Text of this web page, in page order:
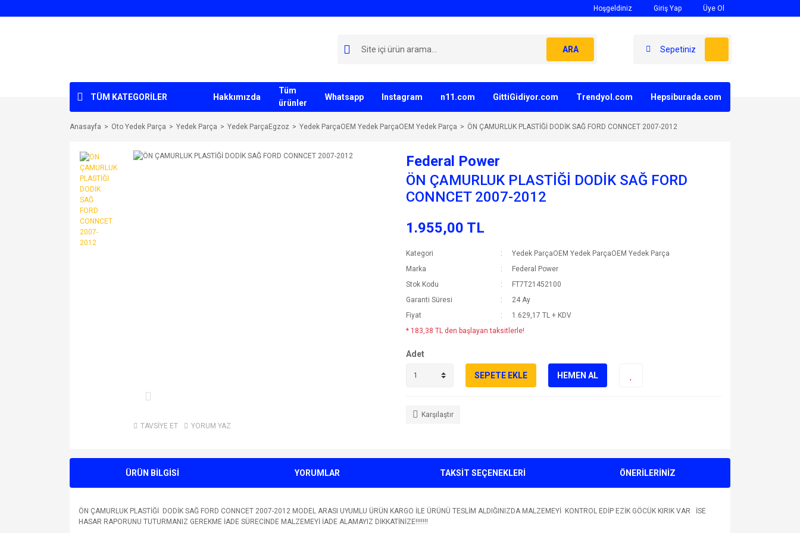
Hoşgeldiniz Giriş Yap Üye Ol
ARA Sepetiniz
TÜM KATEGORİLER Hakkımızda
Tüm
ürünler
Whatsapp Instagram n11.com GittiGidiyor.com Trendyol.com Hepsiburada.com
Anasayfa Oto Yedek Parça Yedek Parça Yedek ParçaEgzoz Yedek ParçaOEM Yedek ParçaOEM Yedek Parça ÖN ÇAMURLUK PLASTİĞİ DODİK SAĞ FORD CONNCET 2007-2012
TAVSİYE ET YORUM YAZ
Federal Power
ÖN ÇAMURLUK PLASTİĞİ DODİK SAĞ FORD
CONNCET 2007-2012
1.955,00 TL
Kategori
Yedek ParçaOEM Yedek ParçaOEM Yedek Parça
Marka
Federal Power
Stok Kodu
FT7T21452100
Garanti Süresi
24 Ay
Fiyat
1.629,17 TL + KDV
* 183,38 TL den başlayan taksitlerle!
Adet
SEPETE EKLE HEMEN AL
Karşılaştır
ÜRÜN BİLGİSİ YORUMLAR TAKSİT SEÇENEKLERİ ÖNERİLERİNİZ
ÖN ÇAMURLUK PLASTİĞİ DODİK SAĞ FORD CONNCET 2007-2012 MODEL ARASI UYUMLU ÜRÜN KARGO İLE ÜRÜNÜ TESLİM ALDIĞINIZDA MALZEMEYİ KONTROL EDİP EZİK GÖCÜK KIRIK VAR İSE
HASAR RAPORUNU TUTURMANIZ GEREKME İADE SÜRECİNDE MALZEMEYİ İADE ALAMAYIZ DİKKATİNİZE!!!!!!!